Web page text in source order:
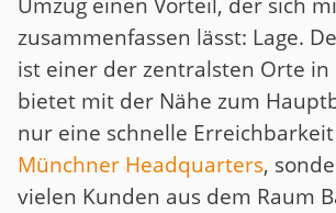
zusammenfassen lässt: Lage.
ist einer der zentralsten Orte
bietet mit der Nähe zum
nur eine schnelle
Münchner Headquarters,
vielen Kunden aus dem Raum